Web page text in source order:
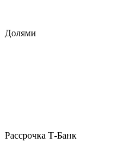
Долями
Рассрочка Т-Банк